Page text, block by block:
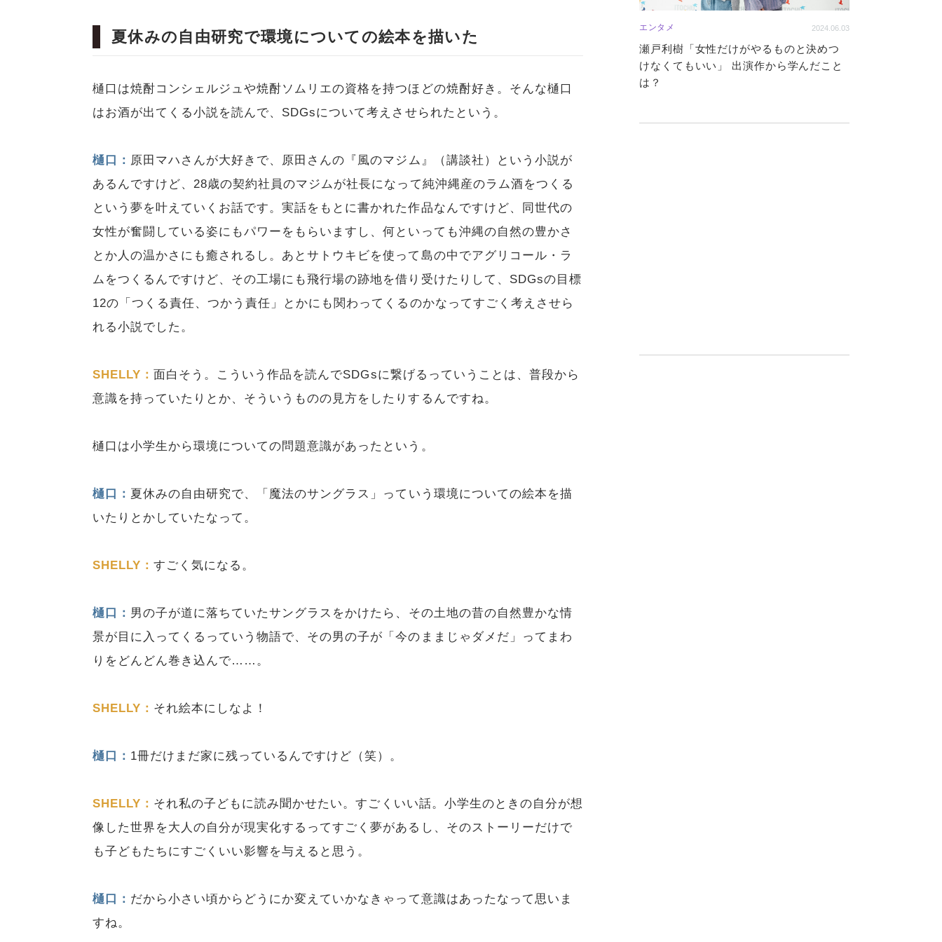
夏休みの自由研究で環境についての絵本を描いた
樋口は焼酎コンシェルジュや焼酎ソムリエの資格を持つほどの焼酎好き。そんな樋口
はお酒が出てくる小説を読んで、SDGsについて考えさせられたという。
樋口： 原田マハさんが大好きで、原田さんの『風のマジム』（講談社）という小説が
あるんですけど、28歳の契約社員のマジムが社長になって純沖縄産のラム酒をつくる
という夢を叶えていくお話です。実話をもとに書かれた作品なんですけど、同世代の
女性が奮闘している姿にもパワーをもらいますし、何といっても沖縄の自然の豊かさ
とか人の温かさにも癒されるし。あとサトウキビを使って島の中でアグリコール・ラ
ムをつくるんですけど、その工場にも飛行場の跡地を借り受けたりして、SDGsの目標
12の「つくる責任、つかう責任」とかにも関わってくるのかなってすごく考えさせら
れる小説でした。
SHELLY：面白そう。こういう作品を読んでSDGsに繋げるっていうことは、普段から
意識を持っていたりとか、そういうものの見方をしたりするんですね。
樋口は小学生から環境についての問題意識があったという。
樋口： 夏休みの自由研究で、「魔法のサングラス」っていう環境についての絵本を描
いたりとかしていたなって。
SHELLY：すごく気になる。
樋口： 男の子が道に落ちていたサングラスをかけたら、その土地の昔の自然豊かな情
景が目に入ってくるっていう物語で、その男の子が「今のままじゃダメだ」ってまわ
りをどんどん巻き込んで……。
SHELLY： それ絵本にしなよ！
樋口： 1冊だけまだ家に残っているんですけど（笑）。
SHELLY： それ私の子どもに読み聞かせたい。すごくいい話。小学生のときの自分が想
像した世界を大人の自分が現実化するってすごく夢があるし、そのストーリーだけで
も子どもたちにすごくいい影響を与えると思う。
樋口： だから小さい頃からどうにか変えていかなきゃって意識はあったなって思いま
すね。
エンタメ 2024.06.03
瀬戸利樹「女性だけがやるものと決めつ
けなくてもいい」 出演作から学んだこと
は？